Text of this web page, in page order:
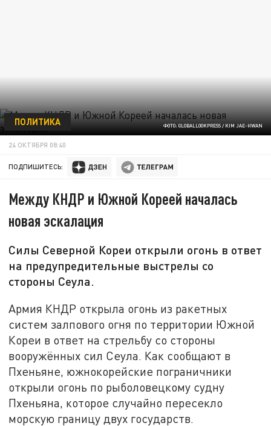
ФОТО: GLOBALLOOKPRESS / KIM JAE-HWAN
ПОЛИТИКА
24 ОКТЯБРЯ 08:40
ПОДПИШИТЕСЬ:
Между КНДР и Южной Кореей началась
новая эскалация
Силы Северной Кореи открыли огонь в ответ
на предупредительные выстрелы со
стороны Сеула.
Армия КНДР открыла огонь из ракетных
систем залпового огня по территории Южной
Кореи в ответ на стрельбу со стороны
вооружённых сил Сеула. Как сообщают в
Пхеньяне, южнокорейские пограничники
открыли огонь по рыболовецкому судну
Пхеньяна, которое случайно пересекло
морскую границу двух государств.